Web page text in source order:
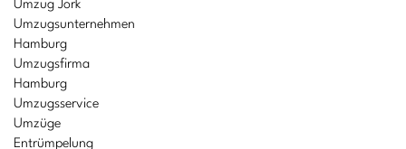
Umzug Jork
Umzugsunternehmen
Hamburg
Umzugsfirma
Hamburg
Umzugsservice
Umzüge
Entrümpelung